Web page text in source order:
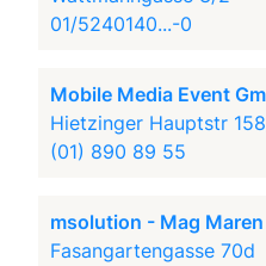
01/5240140...-0
Mobile Media Event
Hietzinger Hauptstr
(01) 890 89 55
msolution - Mag
Fasangartengasse 70d